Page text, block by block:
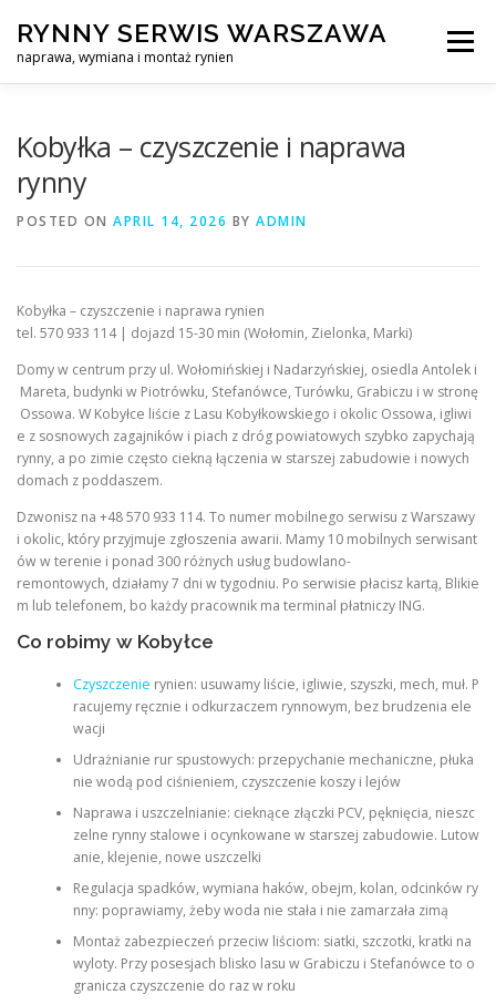
content
RYNNY SERWIS WARSZAWA
naprawa, wymiana i montaż rynien
Menu
Kobyłka – czyszczenie i naprawa
rynny
POSTED ON APRIL 14, 2026 BY ADMIN
Kobyłka – czyszczenie i naprawa rynien
tel. 570 933 114 | dojazd 15-30 min (Wołomin, Zielonka, Marki)
Domy w centrum przy ul. Wołomińskiej i Nadarzyńskiej, osiedla Antolek i
Mareta, budynki w Piotrówku, Stefanówce, Turówku, Grabiczu i w stronę
Ossowa. W Kobyłce liście z Lasu Kobyłkowskiego i okolic Ossowa, igliwi
e z sosnowych zagajników i piach z dróg powiatowych szybko zapychają
rynny, a po zimie często ciekną łączenia w starszej zabudowie i nowych
domach z poddaszem.
Dzwonisz na +48 570 933 114. To numer mobilnego serwisu z Warszawy
i okolic, który przyjmuje zgłoszenia awarii. Mamy 10 mobilnych serwisant
ów w terenie i ponad 300 różnych usług budowlano-
remontowych, działamy 7 dni w tygodniu. Po serwisie płacisz kartą, Blikie
m lub telefonem, bo każdy pracownik ma terminal płatniczy ING.
Co robimy w Kobyłce
Czyszczenie rynien: usuwamy liście, igliwie, szyszki, mech, muł. P
racujemy ręcznie i odkurzaczem rynnowym, bez brudzenia ele
wacji
Udrażnianie rur spustowych: przepychanie mechaniczne, płuka
nie wodą pod ciśnieniem, czyszczenie koszy i lejów
Naprawa i uszczelnianie: cieknące złączki PCV, pęknięcia, nieszc
zelne rynny stalowe i ocynkowane w starszej zabudowie. Lutow
anie, klejenie, nowe uszczelki
Regulacja spadków, wymiana haków, obejm, kolan, odcinków ry
nny: poprawiamy, żeby woda nie stała i nie zamarzała zimą
Montaż zabezpieczeń przeciw liściom: siatki, szczotki, kratki na
wyloty. Przy posesjach blisko lasu w Grabiczu i Stefanówce to o
granicza czyszczenie do raz w roku